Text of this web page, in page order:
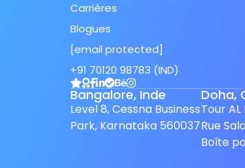
Carrières
Blogues
[email protected]
+91 70120 98783 (IND)
Bangalore, Inde
Level 8, Cessna Business
Park, Karnataka 560037
Doha,
Tour AL
Rue
Boîte
Swedish
Finnish
Spanish (Spain)